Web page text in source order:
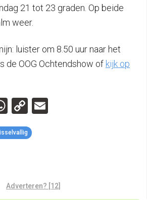
21 tot 23 graden. Op beide
weer.
luister om 8.50 uur naar het
de OOG Ochtendshow of kijk op
WhatsApp
Copy
Link
Adverteren? [12]